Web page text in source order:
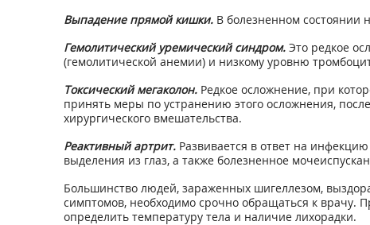
Выпадение прямой кишки.В болезненном состоянии
Гемолитический уремический синдром.Это редкое
(гемолитической анемии) и низкому уровню
Токсический мегаколон.Редкое осложнение, при
принять меры по устранению этого осложнения,
хирургического вмешательства.
Реактивный артрит.Развивается в ответ на
выделения из глаз, а также болезненное
Большинство людей, зараженных шигеллезом,
симптомов, необходимо срочно обращаться к врачу.
определить температуру тела и наличие лихорадки.